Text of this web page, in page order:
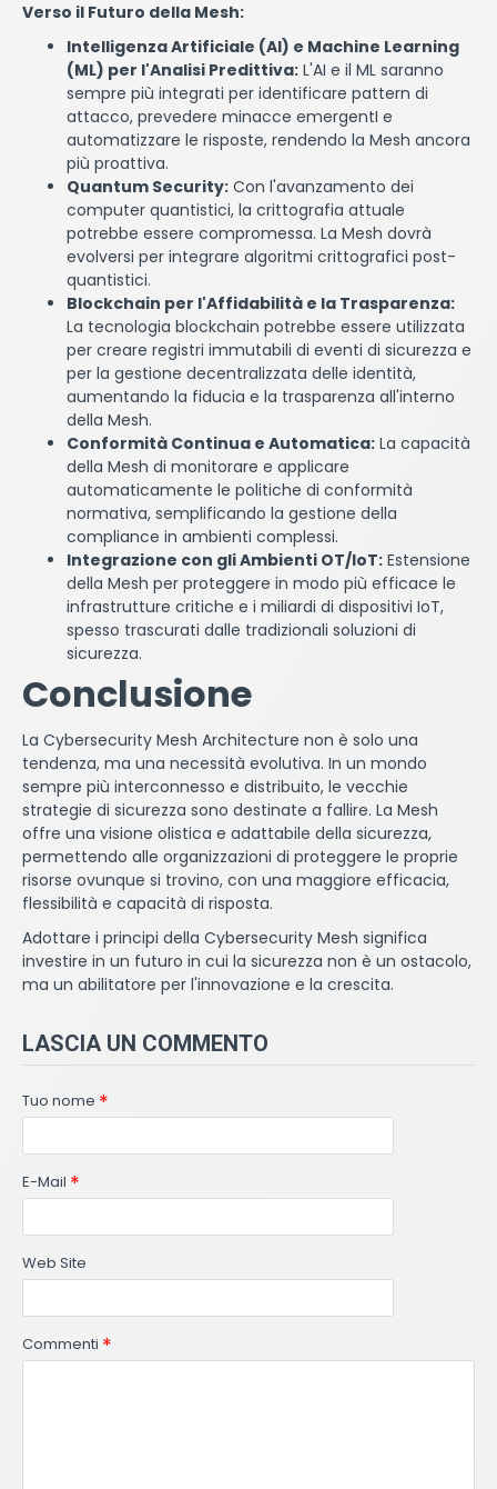
Verso il Futuro della Mesh:
Intelligenza Artificiale (AI) e Machine Learning
(ML) per l'Analisi Predittiva: L'AI e il ML saranno
sempre più integrati per identificare pattern di
attacco, prevedere minacce emergentI e
automatizzare le risposte, rendendo la Mesh ancora
più proattiva.
Quantum Security: Con l'avanzamento dei
computer quantistici, la crittografia attuale
potrebbe essere compromessa. La Mesh dovrà
evolversi per integrare algoritmi crittografici post-
quantistici.
Blockchain per l'Affidabilità e la Trasparenza:
La tecnologia blockchain potrebbe essere utilizzata
per creare registri immutabili di eventi di sicurezza e
per la gestione decentralizzata delle identità,
aumentando la fiducia e la trasparenza all'interno
della Mesh.
Conformità Continua e Automatica: La capacità
della Mesh di monitorare e applicare
automaticamente le politiche di conformità
normativa, semplificando la gestione della
compliance in ambienti complessi.
Integrazione con gli Ambienti OT/IoT: Estensione
della Mesh per proteggere in modo più efficace le
infrastrutture critiche e i miliardi di dispositivi IoT,
spesso trascurati dalle tradizionali soluzioni di
sicurezza.
Conclusione
La Cybersecurity Mesh Architecture non è solo una
tendenza, ma una necessità evolutiva. In un mondo
sempre più interconnesso e distribuito, le vecchie
strategie di sicurezza sono destinate a fallire. La Mesh
offre una visione olistica e adattabile della sicurezza,
permettendo alle organizzazioni di proteggere le proprie
risorse ovunque si trovino, con una maggiore efficacia,
flessibilità e capacità di risposta.
Adottare i principi della Cybersecurity Mesh significa
investire in un futuro in cui la sicurezza non è un ostacolo,
ma un abilitatore per l'innovazione e la crescita.
LASCIA UN COMMENTO
Tuo nome
E-Mail
Web Site
Commenti